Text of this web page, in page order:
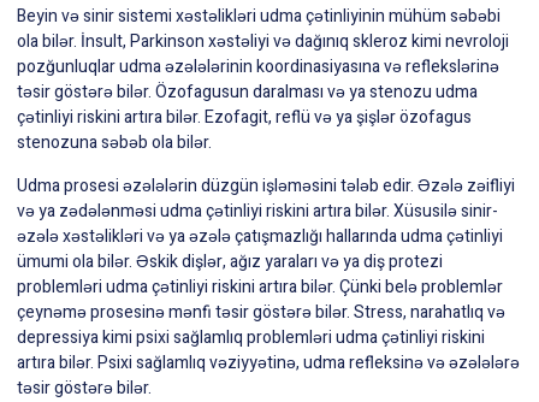
Beyin və sinir sistemi xəstəlikləri udma çətinliyinin mühüm səbəbi
ola bilər. İnsult,Parkinson xəstəliyivədağınıq sklerozkimi nevroloji
pozğunluqlar udma əzələlərinin koordinasiyasına və reflekslərinə
təsir göstərə bilər. Özofagusun daralması və ya stenozu udma
çətinliyi riskini artıra bilər. Ezofagit, reflü və ya şişlər özofagus
stenozuna səbəb ola bilər.
Udma prosesi əzələlərin düzgün işləməsini tələb edir. Əzələ zəifliyi
və ya zədələnməsi udma çətinliyi riskini artıra bilər. Xüsusilə sinir-
əzələ xəstəlikləri və ya əzələ çatışmazlığı hallarında udma çətinliyi
ümumi ola bilər. Əskik dişlər, ağız yaraları və ya diş protezi
problemləri udma çətinliyi riskini artıra bilər. Çünki belə problemlər
çeynəmə prosesinə mənfi təsir göstərə bilər. Stress, narahatlıq və
depressiya kimi psixi sağlamlıq problemləri udma çətinliyi riskini
artıra bilər. Psixi sağlamlıq vəziyyətinə, udma refleksinə və əzələlərə
təsir göstərə bilər.